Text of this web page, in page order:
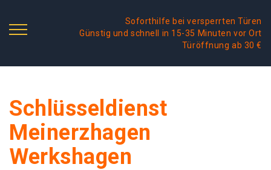
Soforthilfe bei versperrten Türen
Günstig und schnell in 15-35 Minuten vor Ort
Türöffnung ab 30 €
Schlüsseldienst
Meinerzhagen
Werkshagen